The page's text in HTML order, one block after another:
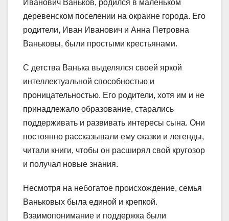
Иванович Ваньков, родился в маленьком
деревенском поселении на окраине города. Его
родители, Иван Иванович и Анна Петровна
Ваньковы, были простыми крестьянами.
С детства Ванька выделялся своей яркой
интеллектуальной способностью и
проницательностью. Его родители, хотя им и не
принадлежало образование, старались
поддерживать и развивать интересы сына. Они
постоянно рассказывали ему сказки и легенды,
читали книги, чтобы он расширял свой кругозор
и получал новые знания.
Несмотря на небогатое происхождение, семья
Ваньковых была единой и крепкой.
Взаимопонимание и поддержка были